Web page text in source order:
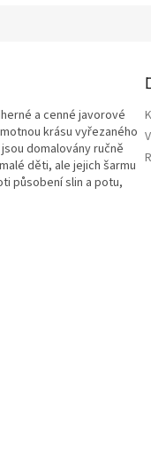
a cenné javorové
krásu vyřezaného
domalovány ručně
děti, ale jejich šarmu
působení slin a potu,